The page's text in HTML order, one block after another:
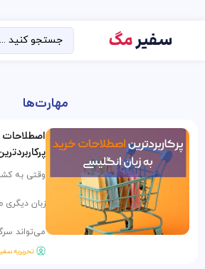
مهارت‌ها
اصطلاحات
وقتی به
زبان
می‌تواند
تحریریه